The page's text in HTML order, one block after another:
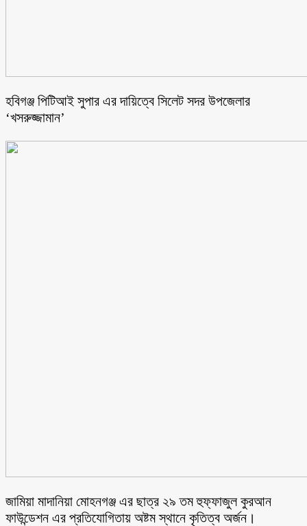
হবিগঞ্জ পিটিআই সুপার এর দায়িত্বে সিলেট সদর উপজেলার
‘খসরুজ্জামান’
জামিয়া মাদানিয়া মোহনগঞ্জ এর ছাত্র ২৯ তম হুফ্ফাজুল কুরআন
ফাউন্ডেশন এর প্রতিযোগিতায় অষ্টম স্থানে কৃতিত্ব অর্জন।